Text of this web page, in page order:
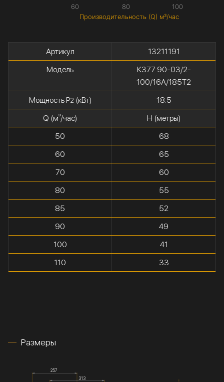
Производительность (Q) м³/час
60 80 100
Артикул
13211191
Модель
К377 90-03/2-
100/16А/185Т2
Мощность P2(кВт)
18.5
Q (м³/час)
H (метры)
50
68
60
65
70
60
80
55
85
52
90
49
100
41
110
33
Размеры
257
313